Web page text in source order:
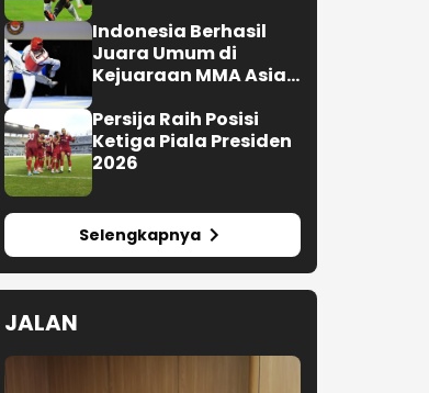
Indonesia Berhasil
Juara Umum di
Kejuaraan MMA Asian
Persija Raih Posisi
Ketiga Piala Presiden
2026
Selengkapnya
JALAN